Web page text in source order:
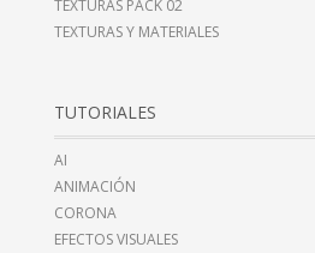
TEXTURAS PACK 02
TEXTURAS Y MATERIALES
TUTORIALES
AI
ANIMACIÓN
CORONA
EFECTOS VISUALES